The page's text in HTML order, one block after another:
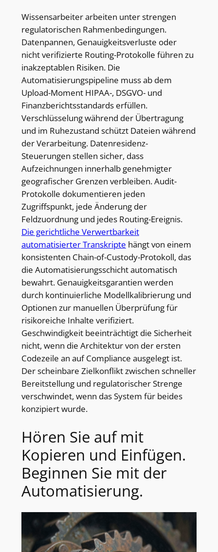
Wissensarbeiter arbeiten unter strengen
regulatorischen Rahmenbedingungen.
Datenpannen, Genauigkeitsverluste oder
nicht verifizierte Routing-Protokolle führen zu
inakzeptablen Risiken. Die
Automatisierungspipeline muss ab dem
Upload-Moment HIPAA-, DSGVO- und
Finanzberichtsstandards erfüllen.
Verschlüsselung während der Übertragung
und im Ruhezustand schützt Dateien während
der Verarbeitung. Datenresidenz-
Steuerungen stellen sicher, dass
Aufzeichnungen innerhalb genehmigter
geografischer Grenzen verbleiben. Audit-
Protokolle dokumentieren jeden
Zugriffspunkt, jede Änderung der
Feldzuordnung und jedes Routing-Ereignis.
Die gerichtliche Verwertbarkeit
automatisierter Transkripte hängt von einem
konsistenten Chain-of-Custody-Protokoll, das
die Automatisierungsschicht automatisch
bewahrt. Genauigkeitsgarantien werden
durch kontinuierliche Modellkalibrierung und
Optionen zur manuellen Überprüfung für
risikoreiche Inhalte verifiziert.
Geschwindigkeit beeinträchtigt die Sicherheit
nicht, wenn die Architektur von der ersten
Codezeile an auf Compliance ausgelegt ist.
Der scheinbare Zielkonflikt zwischen schneller
Bereitstellung und regulatorischer Strenge
verschwindet, wenn das System für beides
konzipiert wurde.
Hören Sie auf mit
Kopieren und Einfügen.
Beginnen Sie mit der
Automatisierung.